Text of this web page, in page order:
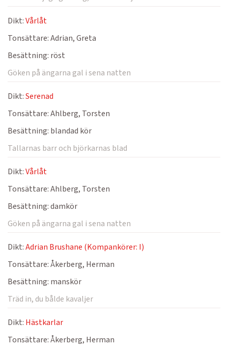
Dikt:Vårlåt
Tonsättare:Adrian, Greta
Besättning: röst
Göken på ängarna gal i sena natten
Dikt:Serenad
Tonsättare:Ahlberg, Torsten
Besättning: blandad kör
Tallarnas barr och björkarnas blad
Dikt:Vårlåt
Tonsättare:Ahlberg, Torsten
Besättning:damkör
Göken på ängarna gal i sena natten
Dikt:Adrian Brushane (Kompankörer: I)
Tonsättare:Åkerberg, Herman
Besättning: manskör
Träd in, du bålde kavaljer
Dikt: Hästkarlar
Tonsättare:Åkerberg, Herman